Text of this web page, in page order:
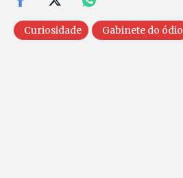
Curiosidade Gabinete do ódio